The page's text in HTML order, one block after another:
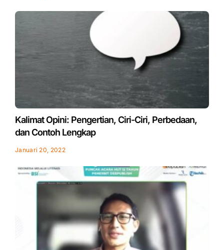
Kalimat Opini: Pengertian, Ciri-Ciri, Perbedaan,
dan Contoh Lengkap
Januari 20, 2022